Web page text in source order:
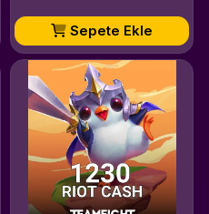
Sepete Ekle